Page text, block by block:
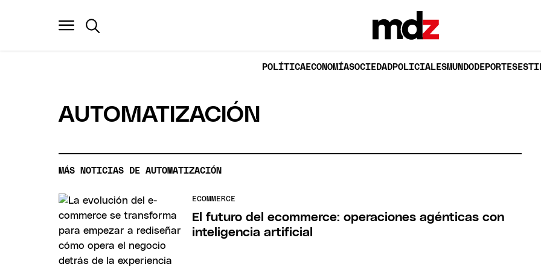
POLÍTICAECONOMÍASOCIEDADPOLICIALESMUNDODEPORTES
AUTOMATIZACIÓN
MÁS NOTICIAS DE AUTOMATIZACIÓN
ECOMMERCE
El futuro del ecommerce: operaciones agénticas con
inteligencia artificial